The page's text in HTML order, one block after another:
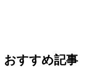
おすすめ記事